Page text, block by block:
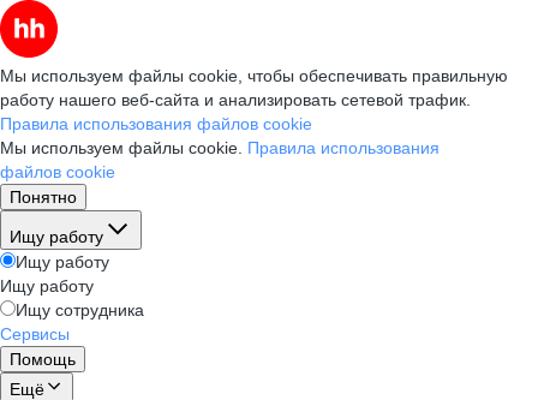
Мы используем файлы cookie, чтобы обеспечивать правильную
работу нашего веб-сайта и анализировать сетевой трафик.
Правила использования файлов cookie
Мы используем файлы cookie. Правила использования
файлов cookie
Понятно
Ищу работу
Ищу работу
Ищу работу
Ищу сотрудника
Сервисы
Помощь
Ещё